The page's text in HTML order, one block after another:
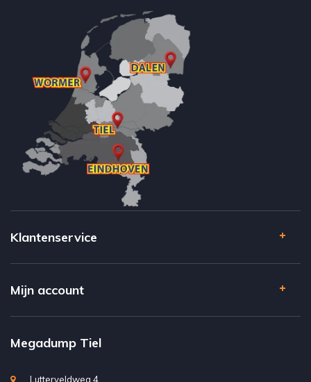
Klantenservice
Mijn account
Megadump Tiel
Lutterveldweg 4